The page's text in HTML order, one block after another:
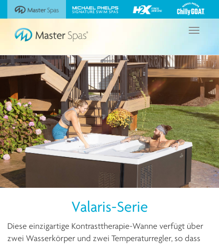
Besuchen
Website
Master
Spas
Sie
Website
Michael
Phelps
Signature
Swim
Spas
Besuchen
Swim
Spas
Sehen
Sie
Michael
GOAT
Wannen
Navigation
Valaris-Serie
Diese einzigartige Kontrasttherapie-Wanne verfügt über
zwei Wasserkörper und zwei Temperaturregler, so dass